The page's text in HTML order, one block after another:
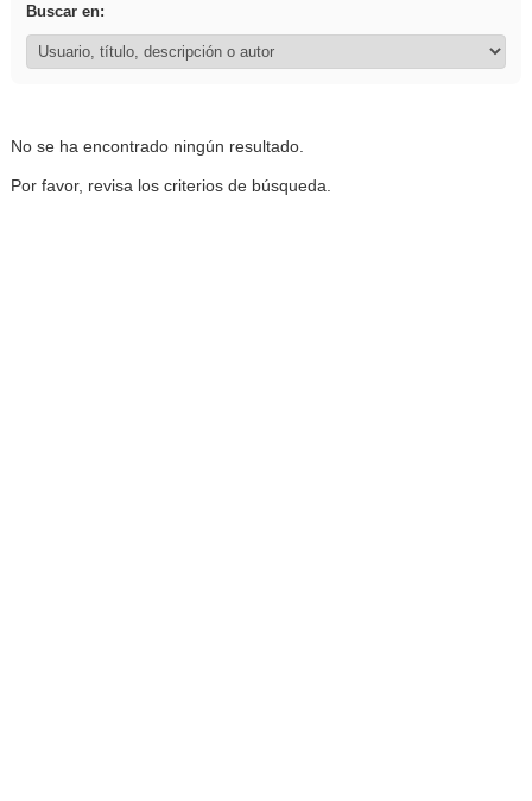
Buscar en:
No se ha encontrado ningún resultado.
Por favor, revisa los criterios de búsqueda.